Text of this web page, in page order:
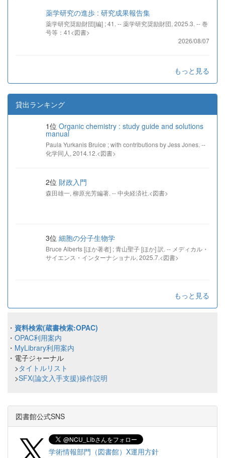
薬学研究の進歩 : 研究成果報告集
薬学研究奨励財団[編] ; 41. -- 薬学研究奨励財団, 2025.3. -- 巻
号等：41<図書>
2026/08/07
もっと見る
貸出ランキング
1位 Organic chemistry : study guide and solutions
manual
Paula Yurkanis Bruice ; with contributions by Jess Jones. --
化学同人, 2014.12.<図書>
2位 財政入門
森田雄一, 柳原光芳編著. -- 中央経済社.<図書>
3位 細胞の分子生物学
Bruce Alberts [ほか著者] ; 青山聖子 [ほか] 訳. -- メディカル・
サイエンス・インターナショナル, 2025.7.<図書>
もっと見る
・ 資料検索(蔵書検索:OPAC)
・ OPAC利用案内
・ MyLibrary利用案内
・電子ジャーナル
>タイトルリスト
>SFX(論文入手支援)操作説明
図書館公式SNS
学術情報部門（図書館）X運用方針